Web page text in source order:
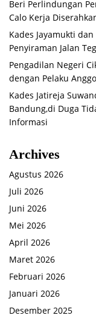
Beri Perlindungan
Calo Kerja
Kades Jayamukti
Penyiraman Jalan
Pengadilan Negeri
dengan Pelaku
Kades Jatireja
Bandung,di Duga
Informasi
Archives
Agustus 2026
Juli 2026
Juni 2026
Mei 2026
April 2026
Maret 2026
Februari 2026
Januari 2026
Desember 2025